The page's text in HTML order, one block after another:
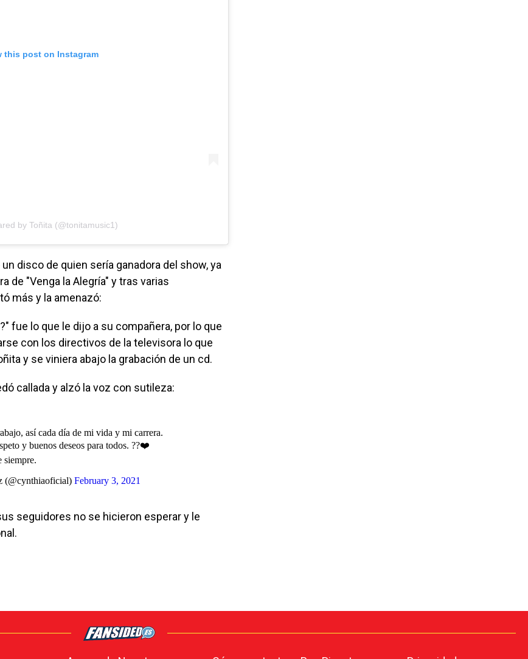
this post on Instagram
by Toñita (@tonitamusic1)
disco de quien sería ganadora del show, ya
de "Venga la Alegría" y tras varias
más y la amenazó:
fue lo que le dijo a su compañera, por lo que
con los directivos de la televisora lo que
y se viniera abajo la grabación de un cd.
callada y alzó la voz con sutileza:
así cada día de mi vida y mi carrera.
y buenos deseos para todos. ??❤️
siempre.
(@cynthiaoficial) February 3, 2021
seguidores no se hicieron esperar y le